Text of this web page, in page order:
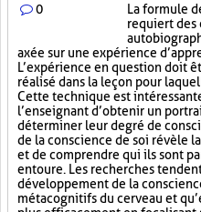
0 La formule
requiert des
axée sur une expérience
L’expérience en question doit
réalisé dans la leçon pour
Cette technique est
l’enseignant d’obtenir un
déterminer leur degré de
de la conscience de soi révèle
et de comprendre qui ils sont
entoure. Les recherches
développement de la
métacognitifs du cerveau et